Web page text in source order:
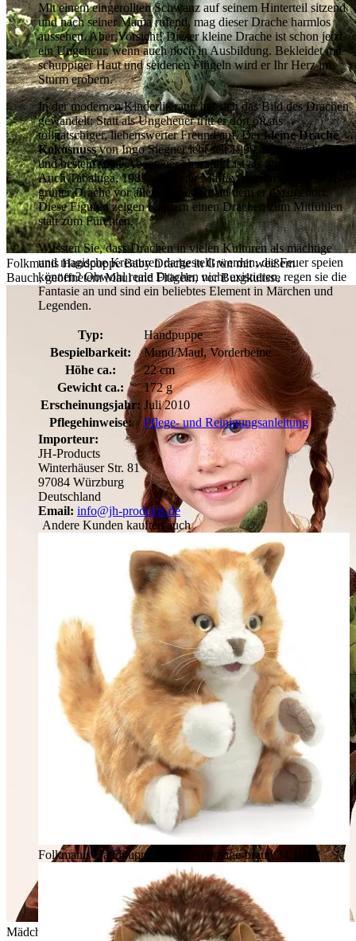
Folkmanis Handpuppe Baby Drache in Grün mit weißem
Bauch, geöffnetem Maul und Flügeln, vor Burgkulisse
Mädchen hält grüne Folkmanis Handpuppe Baby Drache mit
Mit einem eingerollten Schwanz auf seinem Hinterteil sitzend
und nach seiner Mama rufend, mag dieser Drache harmlos
aussehen. Aber Vorsicht! Dieser kleine Drache ist schon jetzt
ein Ungeheur, wenn auch noch in Ausbildung. Bekleidet mit
schuppiger Haut und seidenen Flügeln wird er Ihr Herz im
Sturm erobern.
In der modernen Kinderliteratur hat sich das Bild des Drachen
gewandelt: Statt als Ungeheuer tritt er dort oft als
tollpatschiger, liebenswerter Freund auf. Derkleine Drache
Kokosnussvon Ingo Siegner lebt seit 1999 auf einem Vulkan
und besteht seine Abenteuer eher mit List als mit Feuerkraft.
Auch Tabaluga, 1983 von Peter Maffay erschaffen, sucht als
grüner Drache vor allem einen Ort, an dem er dazugehört.
Diese Figuren zeigen Kindern einen Drachen zum Mitfühlen
statt zum Fürchten.
Wussten Sie, dass Drachen in vielen Kulturen als mächtige
und magische Kreaturen dargestellt werden, die Feuer speien
können? Obwohl reale Drachen nicht existieren, regen sie die
Fantasie an und sind ein beliebtes Element in Märchen und
Legenden.
Typ:
Handpuppe
Bespielbarkeit:
Mund/Maul, Vorderbeine
Höhe ca.:
22 cm
Gewicht ca.:
172 g
Erscheinungsjahr: Juli 2010
Pflegehinweise:
Pflege- und Reinigungsanleitung
Importeur:
JH-Products
Winterhäuser Str. 81
97084 Würzburg
Deutschland
Email: info@jh-products.de
Andere Kunden kauften auch
Folkmanis Handpuppe Kätzchen orange-braun34,10 €*